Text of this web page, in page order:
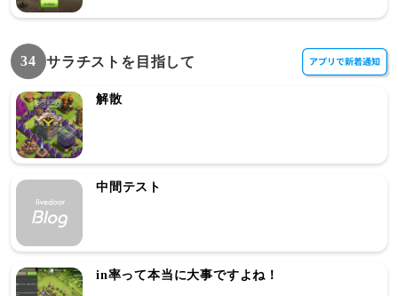
34 サラチストを目指して
解散
中間テスト
in率って本当に大事ですよね！